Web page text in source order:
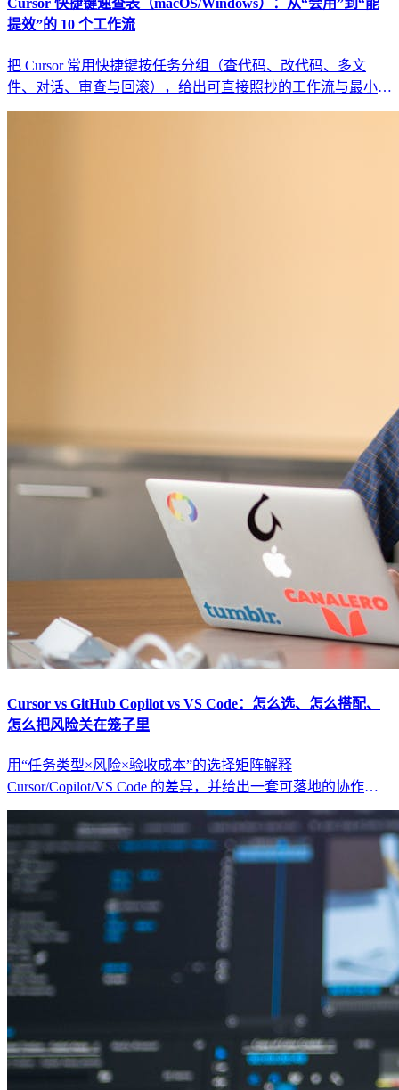
Cursor 快捷键速查表（macOS/Windows）：从“会用”到“能
提效”的 10 个工作流
把 Cursor 常用快捷键按任务分组（查代码、改代码、多文
件、对话、审查与回滚），给出可直接照抄的工作流与最小回
归清单，避免“快捷键背了也没变快”。
Cursor vs GitHub Copilot vs VS Code：怎么选、怎么搭配、
怎么把风险关在笼子里
用“任务类型×风险×验收成本”的选择矩阵解释
Cursor/Copilot/VS Code 的差异，并给出一套可落地的协作工
作流（范围闸门、最小回归集、回滚策略）。